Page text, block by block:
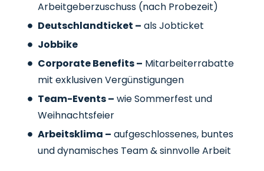
Arbeitgeberzuschuss (nach Probezeit)
Deutschlandticket – als Jobticket
Jobbike
Corporate Benefits – Mitarbeiterrabatte
mit exklusiven Vergünstigungen
Team-Events – wie Sommerfest und
Weihnachtsfeier
Arbeitsklima – aufgeschlossenes, buntes
und dynamisches Team & sinnvolle Arbeit